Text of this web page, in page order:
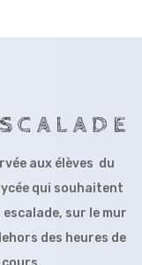
aux élèves du
qui souhaitent
sur le mur
des heures de